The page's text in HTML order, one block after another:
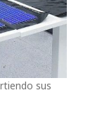
sus